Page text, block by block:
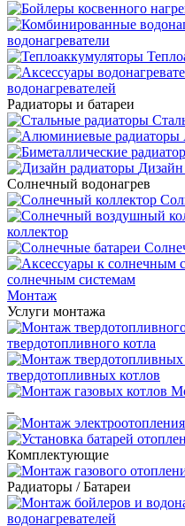
водонагреватели
водонагревателей
Радиаторы и батареи
Солнечный водонагрев
коллектор
солнечным системам
Монтаж
Услуги монтажа
твердотопливного котла
твердотопливных котлов
Комплектующие
Радиаторы / Батареи
водонагревателей